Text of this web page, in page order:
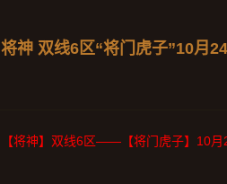
将神 双线6区“将门虎子”10月
【将神】双线6区——【将门虎子】10